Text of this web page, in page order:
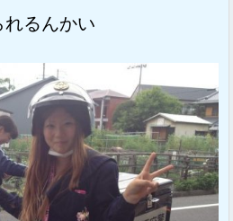
れるんかい